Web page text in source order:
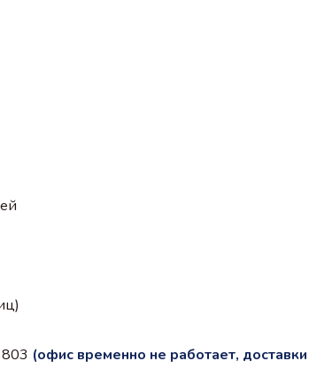
(офис временно не работает,